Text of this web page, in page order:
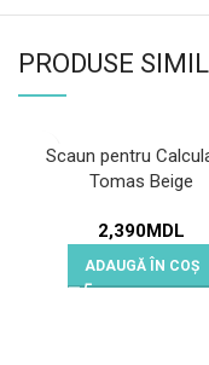
PRODUSE
Scaun pentru
Tomas Beige
2,390MDL
ADAUGĂ ÎN COȘ